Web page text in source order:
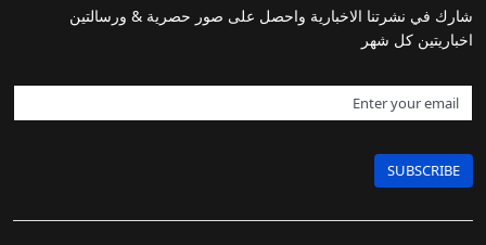
شارك في نشرتنا الاخبارية واحصل على صور حصرية & ورسالتين
اخباريتين كل شهر
SUBSCRIBE